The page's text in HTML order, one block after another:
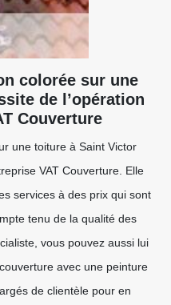
colorée sur une
de l’opération
Couverture
une toiture à Saint Victor
VAT Couverture. Elle
services à des prix qui sont
tenu de la qualité des
vous pouvez aussi lui
avec une peinture
de clientèle pour en